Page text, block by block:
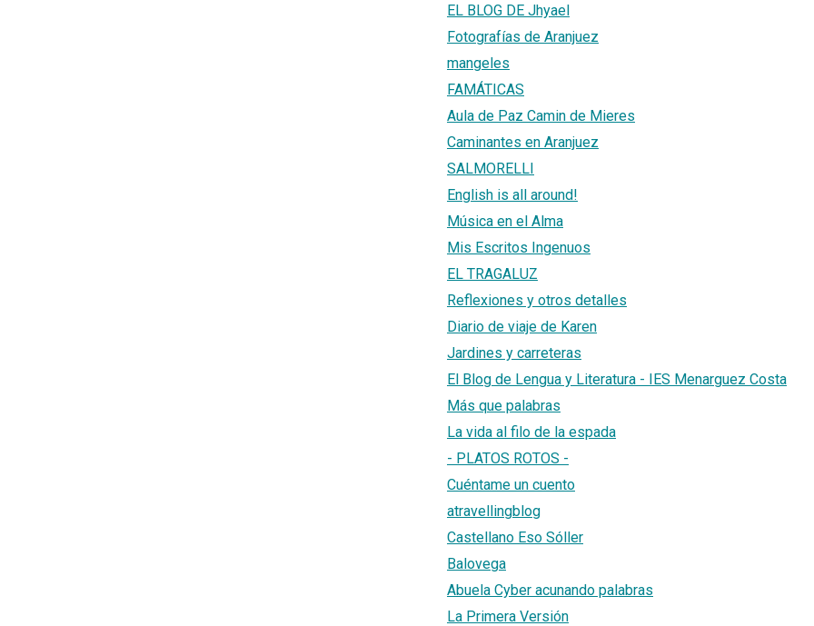
EL BLOG DE Jhyael
Fotografías de Aranjuez
mangeles
FAMÁTICAS
Aula de Paz Camin de Mieres
Caminantes en Aranjuez
SALMORELLI
English is all around!
Música en el Alma
Mis Escritos Ingenuos
EL TRAGALUZ
Reflexiones y otros detalles
Diario de viaje de Karen
Jardines y carreteras
El Blog de Lengua y Literatura - IES Menarguez Costa
Más que palabras
La vida al filo de la espada
- PLATOS ROTOS -
Cuéntame un cuento
atravellingblog
Castellano Eso Sóller
Balovega
Abuela Cyber acunando palabras
La Primera Versión